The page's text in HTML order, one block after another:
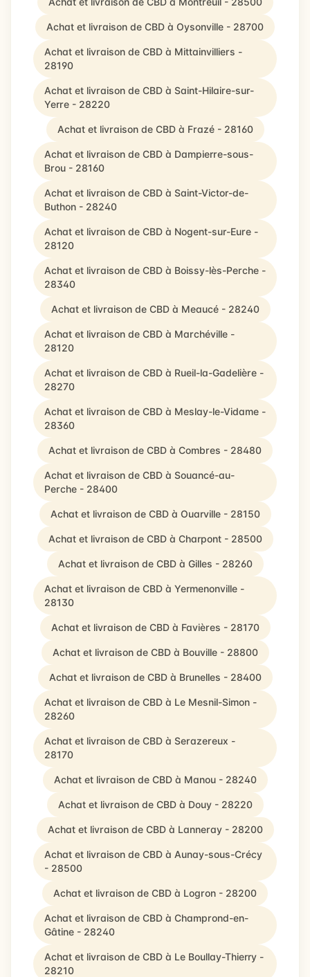
Achat et livraison de CBD à Oysonville - 28700
Achat et livraison de CBD à Mittainvilliers -
28190
Achat et livraison de CBD à Saint-Hilaire-sur-
Yerre - 28220
Achat et livraison de CBD à Frazé - 28160
Achat et livraison de CBD à Dampierre-sous-
Brou - 28160
Achat et livraison de CBD à Saint-Victor-de-
Buthon - 28240
Achat et livraison de CBD à Nogent-sur-Eure -
28120
Achat et livraison de CBD à Boissy-lès-Perche -
28340
Achat et livraison de CBD à Meaucé - 28240
Achat et livraison de CBD à Marchéville -
28120
Achat et livraison de CBD à Rueil-la-Gadelière -
28270
Achat et livraison de CBD à Meslay-le-Vidame -
28360
Achat et livraison de CBD à Combres - 28480
Achat et livraison de CBD à Souancé-au-
Perche - 28400
Achat et livraison de CBD à Ouarville - 28150
Achat et livraison de CBD à Charpont - 28500
Achat et livraison de CBD à Gilles - 28260
Achat et livraison de CBD à Yermenonville -
28130
Achat et livraison de CBD à Favières - 28170
Achat et livraison de CBD à Bouville - 28800
Achat et livraison de CBD à Brunelles - 28400
Achat et livraison de CBD à Le Mesnil-Simon -
28260
Achat et livraison de CBD à Serazereux -
28170
Achat et livraison de CBD à Manou - 28240
Achat et livraison de CBD à Douy - 28220
Achat et livraison de CBD à Lanneray - 28200
Achat et livraison de CBD à Aunay-sous-Crécy
- 28500
Achat et livraison de CBD à Logron - 28200
Achat et livraison de CBD à Champrond-en-
Gâtine - 28240
Achat et livraison de CBD à Le Boullay-Thierry -
28210